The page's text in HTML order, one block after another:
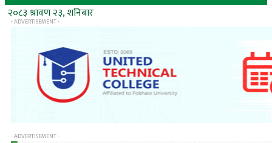
२०८३ श्रावण २३, शनिबार
- ADVERTISEMENT -
- ADVERTISEMENT -